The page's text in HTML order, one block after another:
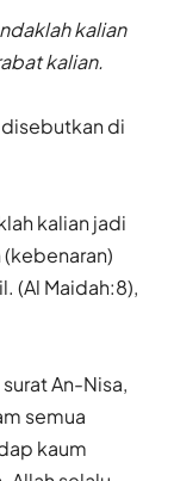
kalian
kalian.
disebutkan di
kalian jadi
(Al Maidah:8),
An-Nisa,
semua
kaum